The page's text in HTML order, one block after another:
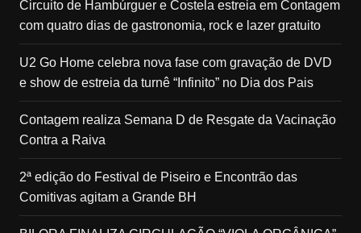
Circuito de Hambúrguer e Costela estreia em Contagem
com quatro dias de gastronomia, rock e lazer gratuito
U2 Go Home celebra nova fase com gravação de DVD
e show de estreia da turnê “Infinito” no Dia dos Pais
Contagem realiza Semana D de Resgate da Vacinação
Contra a Raiva
2ª edição do Festival de Piseiro e Encontrão das
Comitivas agitam a Grande BH